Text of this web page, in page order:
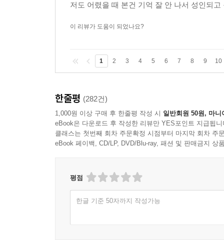
저도 어렸을 때 본건 기억 잘 안 나서 성인되
이 리뷰가 도움이 되었나요?
1 2 3 4 5 6 7 8 9 10
한줄평 (282건)
1,000원 이상 구매 후 한줄평 작성 시 일반회원 50원, 마니
eBook은 다운로드 후 작성한 리뷰만 YES포인트 지급됩니
클래스는 첫번째 회차 주문확정 시점부터 마지막 회차 주
eBook 페이백, CD/LP, DVD/Blu-ray, 패션 및 판매금지 상
평점
한글 기준 50자까지 작성가능